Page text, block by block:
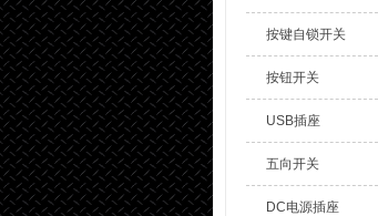
按键自锁开关
按钮开关
USB插座
五向开关
DC电源插座